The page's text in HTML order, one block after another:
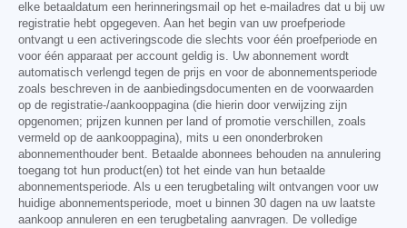
elke betaaldatum een herinneringsmail op het e-mailadres dat u bij uw
registratie hebt opgegeven. Aan het begin van uw proefperiode
ontvangt u een activeringscode die slechts voor één proefperiode en
voor één apparaat per account geldig is. Uw abonnement wordt
automatisch verlengd tegen de prijs en voor de abonnementsperiode
zoals beschreven in de aanbiedingsdocumenten en de voorwaarden
op de registratie-/aankooppagina (die hierin door verwijzing zijn
opgenomen; prijzen kunnen per land of promotie verschillen, zoals
vermeld op de aankooppagina), mits u een ononderbroken
abonnementhouder bent. Betaalde abonnees behouden na annulering
toegang tot hun product(en) tot het einde van hun betaalde
abonnementsperiode. Als u een terugbetaling wilt ontvangen voor uw
huidige abonnementsperiode, moet u binnen 30 dagen na uw laatste
aankoop annuleren en een terugbetaling aanvragen. De volledige